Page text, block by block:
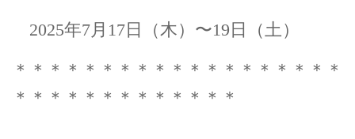
2025年7月17日（木）〜19日（土）
＊＊＊＊＊＊＊＊＊＊＊＊＊＊＊＊＊＊＊
＊＊＊＊＊＊＊＊＊＊＊＊＊